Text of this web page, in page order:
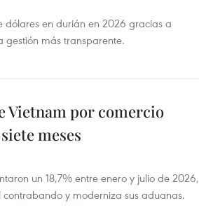
dólares en durián en 2026 gracias a
gestión más transparente.
Vietnam por comercio
meses
un 18,7% entre enero y julio de 2026,
y moderniza sus aduanas.